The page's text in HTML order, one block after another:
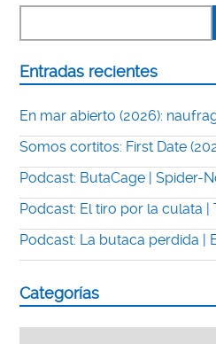
Entradas recientes
En mar abierto (2026):
Somos cortitos: First Date
Podcast: ButaCage | Spider-
Podcast: El tiro por la culata |
Podcast: La butaca perdida |
Categorías